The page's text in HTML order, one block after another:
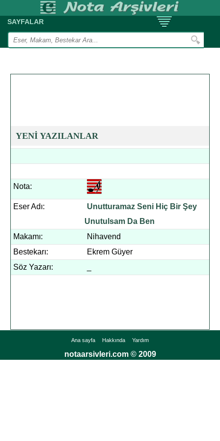
SAYFALAR
YENİ YAZILANLAR
Nota:
Eser Adı:
Unutturamaz Seni Hiç Bir Şey
Unutulsam Da Ben
Makamı:
Nihavend
Bestekarı:
Ekrem Güyer
Söz Yazarı:
Ana sayfa Hakkında Yardım
notaarsivleri.com © 2009